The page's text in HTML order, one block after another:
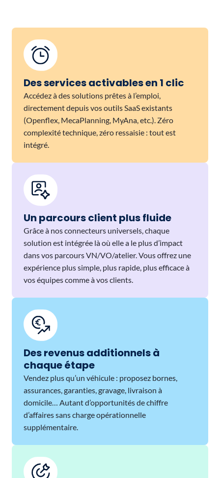
Des services activables en 1 clic
Accédez à des solutions prêtes à l’emploi,
directement depuis vos outils SaaS existants
(Openflex, MecaPlanning, MyAna, etc.). Zéro
complexité technique, zéro ressaisie : tout est
intégré.
Un parcours client plus fluide
Grâce à nos connecteurs universels, chaque
solution est intégrée là où elle a le plus d’impact
dans vos parcours VN/VO/atelier. Vous offrez une
expérience plus simple, plus rapide, plus efficace à
vos équipes comme à vos clients.
Des revenus additionnels à
chaque étape
Vendez plus qu’un véhicule : proposez bornes,
assurances, garanties, gravage, livraison à
domicile… Autant d’opportunités de chiffre
d’affaires sans charge opérationnelle
supplémentaire.